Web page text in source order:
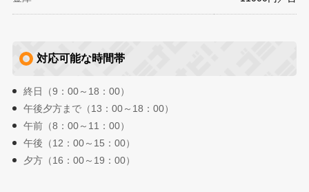
対応可能な時間帯
終日（9：00～18：00）
午後夕方まで（13：00～18：00）
午前（8：00～11：00）
午後（12：00～15：00）
夕方（16：00～19：00）